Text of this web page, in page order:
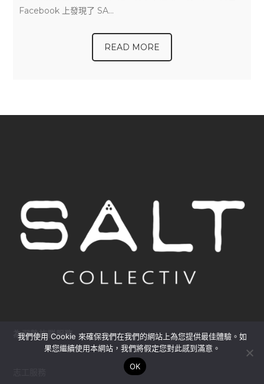
Facebook 上發現了 SA…
READ MORE
為弱勢族群服務
我們使用 Cookie 來確保我們在我們的網站上為您提供最佳體驗。如
果您繼續使用本網站，我們將假定您對此感到滿意。
OK